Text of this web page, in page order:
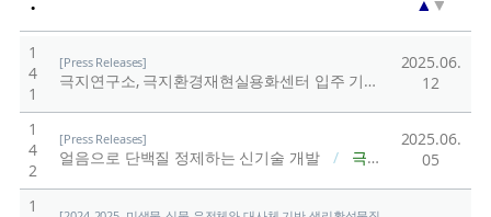
ch
.
▲
1
4
1
[Press Releases]
극지연구소, 극지환경재현실용화센터 입주 기업 공개 모집
2025.06.
12
1
4
2
[Press Releases]
얼음으로 단백질 정제하는 신기술 개발 / 극지연구소
2025.06.
05
1